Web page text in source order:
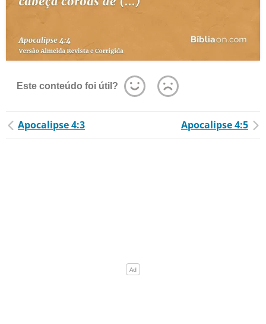
Este conteúdo foi útil?
Apocalipse 4:3 Apocalipse 4:5